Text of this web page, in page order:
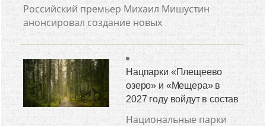
Российский премьер Михаил Мишустин
анонсировал создание новых
Нацпарки «Плещеево
озеро» и «Мещера» в
2027 году войдут в состав
Национальные парки